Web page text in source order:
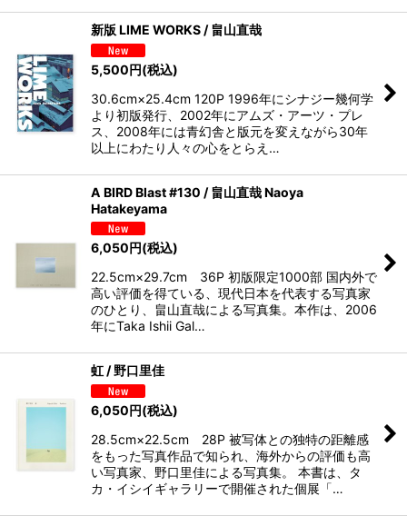
新版 LIME WORKS / 畠山直哉
5,500円(税込)
30.6cm×25.4cm 120P 1996年にシナジー幾何学
より初版発行、2002年にアムズ・アーツ・プレ
ス、2008年には青幻舎と版元を変えながら30年
以上にわたり人々の心をとらえ…
A BIRD Blast #130 / 畠山直哉 Naoya
Hatakeyama
6,050円(税込)
22.5cm×29.7cm 36P 初版限定1000部 国内外で
高い評価を得ている、現代日本を代表する写真家
のひとり、畠山直哉による写真集。本作は、2006
年にTaka Ishii Gal…
虹 / 野口里佳
6,050円(税込)
28.5cm×22.5cm 28P 被写体との独特の距離感
をもった写真作品で知られ、海外からの評価も高
い写真家、野口里佳による写真集。 本書は、タ
カ・イシイギャラリーで開催された個展「…